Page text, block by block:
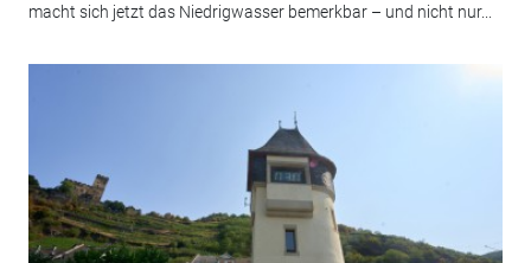
macht sich jetzt das Niedrigwasser bemerkbar – und nicht nur...